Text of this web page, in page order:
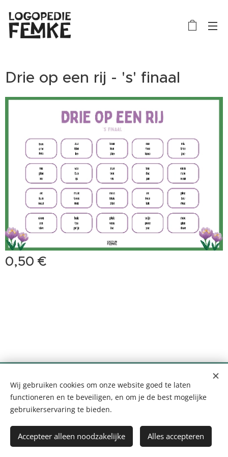
Drie op een rij - 's' finaal
0,50 €
Toevoegen aan de winkelwagen
Louis Segersstraat 14, 2880 Bornem
Cookies
Wij gebruiken cookies om onze website goed te laten
functioneren en te beveiligen, en om je de best mogelijke
gebruikerservaring te bieden.
Accepteer alleen noodzakelijke Alles accepteren